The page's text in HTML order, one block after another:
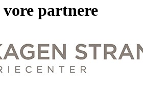
vore partnere